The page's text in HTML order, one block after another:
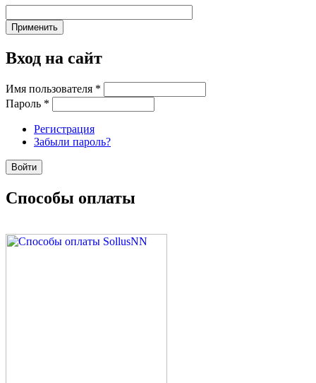
Вход на сайт
Имя пользователя *
Пароль *
Регистрация
Забыли пароль?
Способы оплаты